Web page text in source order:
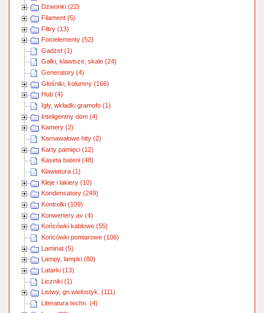
Dzwonki (22)
Filament (5)
Filtry (13)
Fotoelementy (52)
Gadżet (1)
Gałki, klawisze, skale (24)
Generatory (4)
Głośniki, kolumny (166)
Hub (4)
Igły, wkładki gramofo (1)
Inteligentny dom (4)
Kamery (2)
Karnawałowe hity (2)
Karty pamięci (12)
Kaseta baterii (48)
Klawiatura (1)
Kleje i lakiery (10)
Kondensatory (249)
Kontrolki (109)
Konwertery av (4)
Końcówki kablowe (55)
Końcówki pomiarowe (106)
Laminat (5)
Lampy, lampki (80)
Latarki (13)
Liczniki (1)
Listwy, gn.wielostyk. (111)
Literatura techn. (4)